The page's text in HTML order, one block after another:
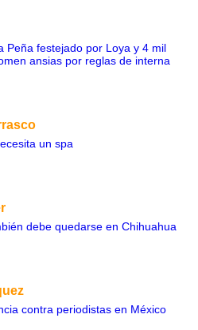
Peña festejado por Loya y 4 mil
ansias por reglas de interna
un spa
debe quedarse en Chihuahua
contra periodistas en México